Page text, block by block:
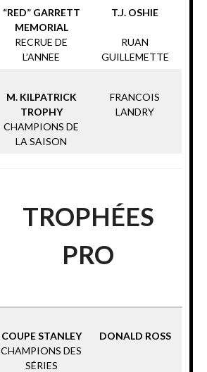
“RED” GARRETT
MEMORIAL
RECRUE DE
L’ANNEE
T.J. OSHIE
RUAN
GUILLEMETTE
M. KILPATRICK
TROPHY
CHAMPIONS DE
LA SAISON
FRANCOIS
LANDRY
TROPHÉES
PRO
COUPE STANLEY
CHAMPIONS DES
SÉRIES
DONALD ROSS